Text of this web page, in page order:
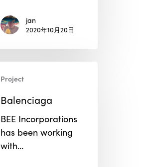
jan
2020年10月20日
Project
Balenciaga
BEE Incorporations
has been working
with…